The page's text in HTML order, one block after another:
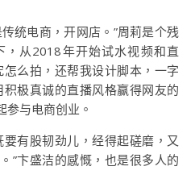
统电商，开网店。”周莉是个残
从2018年开始试水视频和直
么拍，还帮我设计脚本，一字
极真诚的直播风格赢得网友的
参与电商创业。
有股韧劲儿，经得起磋磨，又
”卞盛洁的感慨，也是很多人的